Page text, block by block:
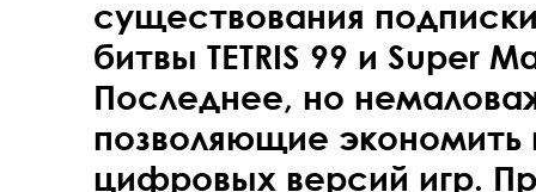
существования
битвы TETRIS 99 и Super
Последнее, но
позволяющие экономить
цифровых версий игр.